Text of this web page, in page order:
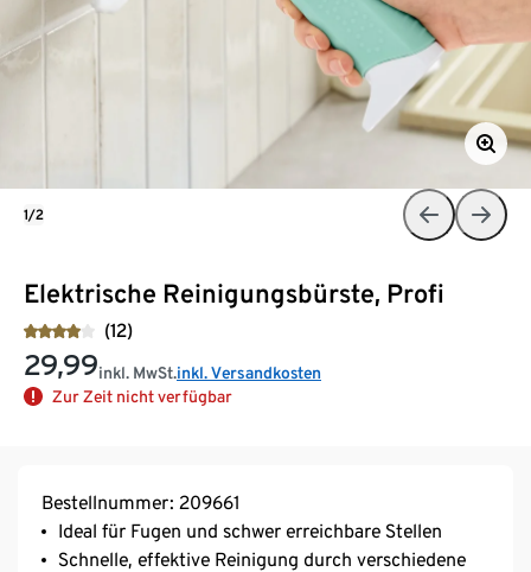
Elektrische Reinigungsbürste, Profi
(12)
29,99inkl. MwSt.inkl. Versandkosten
Zur Zeit nicht verfügbar
1/2
Bestellnummer: 209661
Ideal für Fugen und schwer erreichbare Stellen
Schnelle, effektive Reinigung durch verschiedene